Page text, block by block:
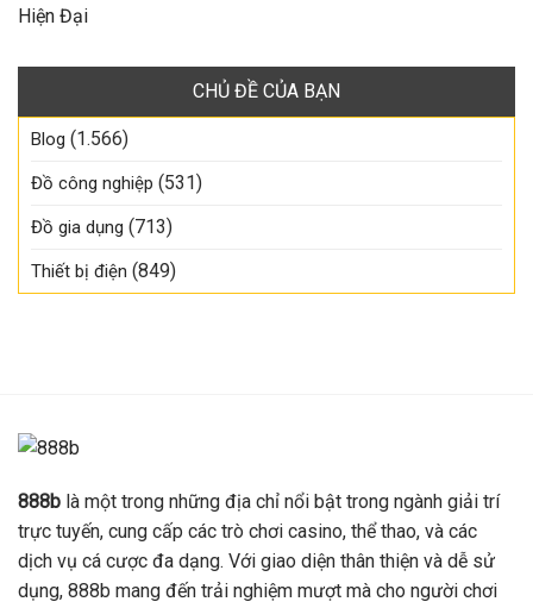
Hiện Đại
CHỦ ĐỀ CỦA BẠN
Blog (1.566)
Đồ công nghiệp (531)
Đồ gia dụng (713)
Thiết bị điện (849)
888b là một trong những địa chỉ nổi bật trong ngành giải trí
trực tuyến, cung cấp các trò chơi casino, thể thao, và các
dịch vụ cá cược đa dạng. Với giao diện thân thiện và dễ sử
dụng, 888b mang đến trải nghiệm mượt mà cho người chơi